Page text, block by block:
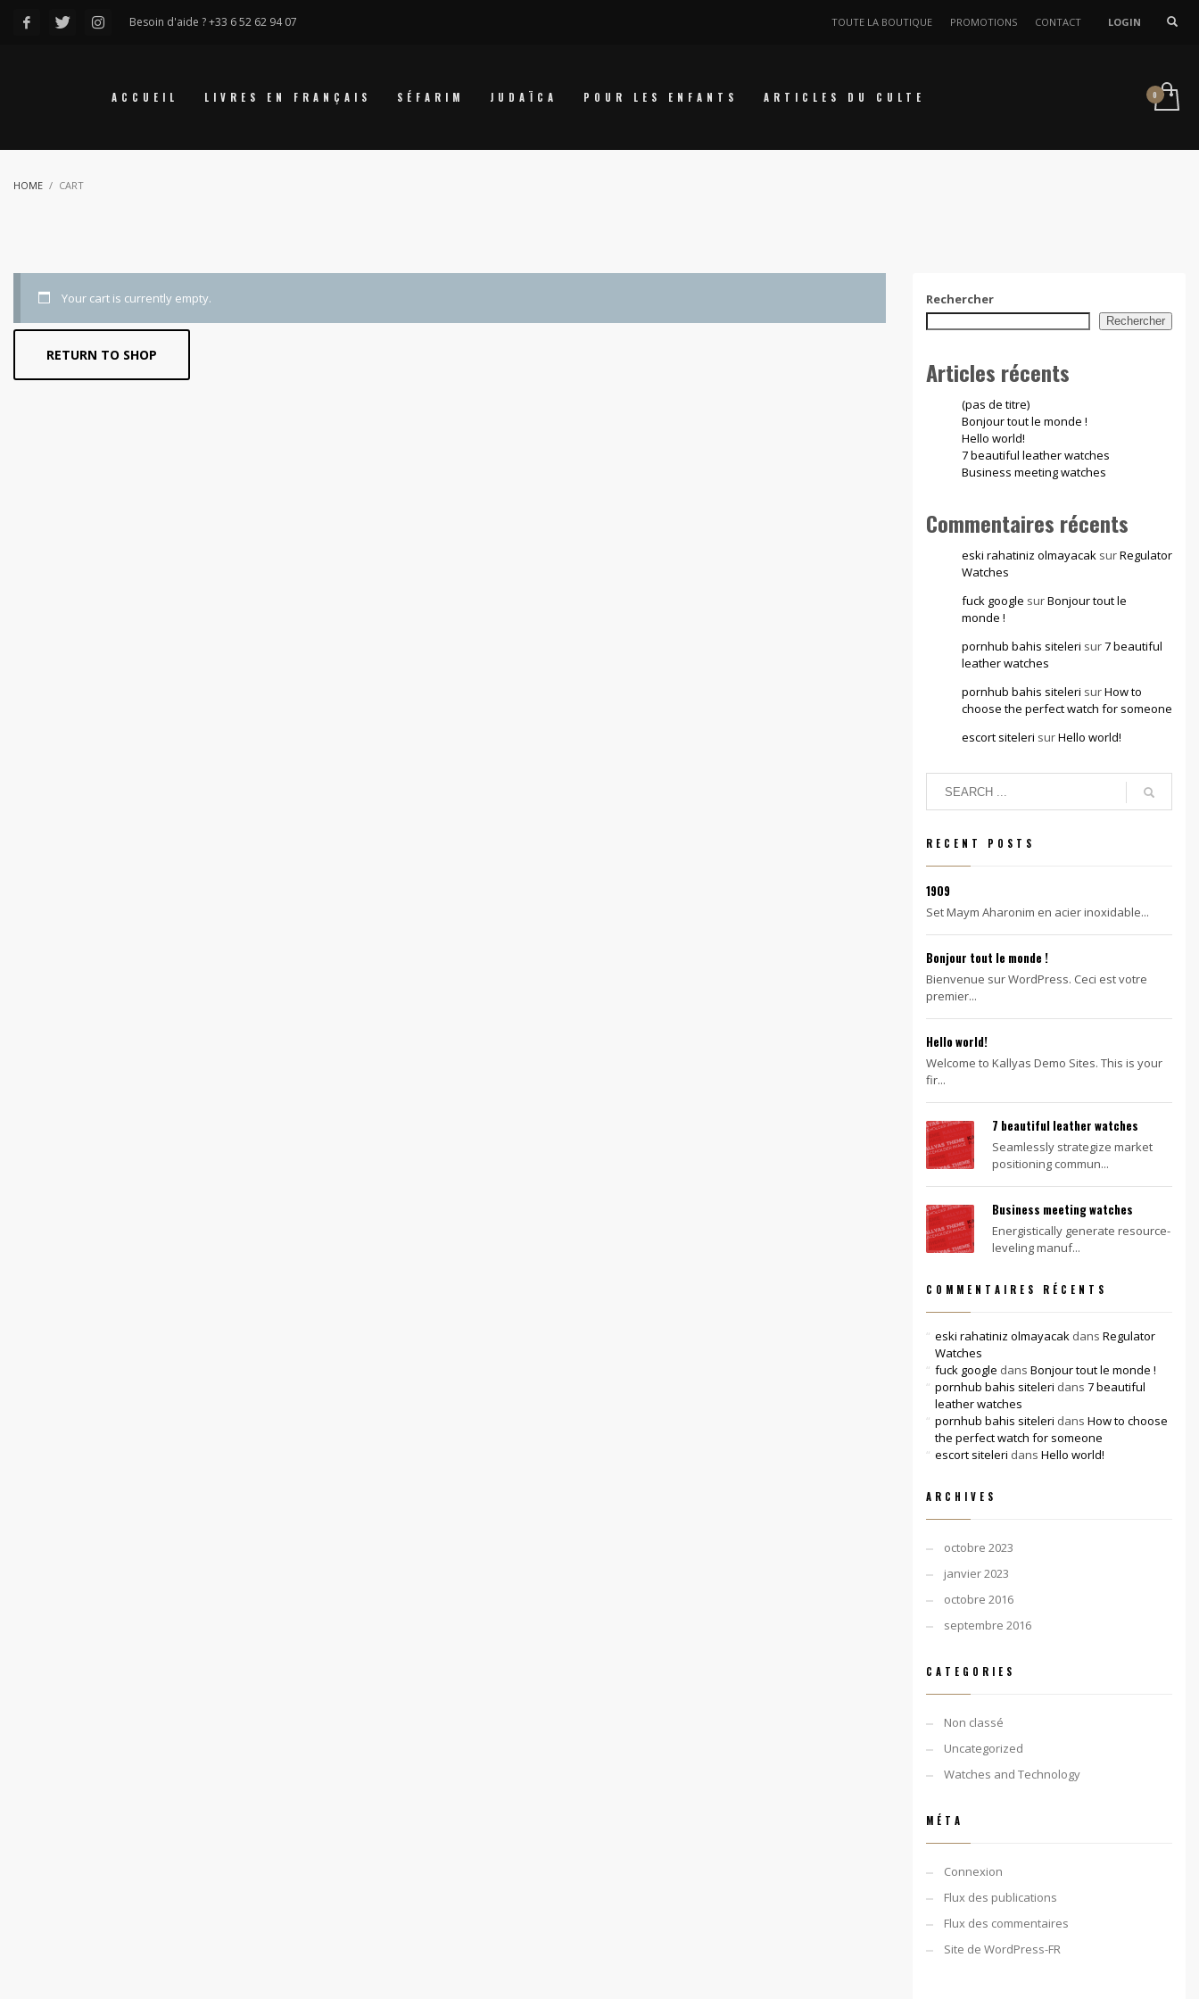
Besoin d'aide ? +33 6 52 62 94 07 TOUTE LA BOUTIQUE PROMOTIONS CONTACT LOGIN
ACCUEIL LIVRES EN FRANÇAIS SÉFARIM JUDAÏCA POUR LES ENFANTS ARTICLES DU CULTE
HOME CART
Your cart is currently empty.
RETURN TO SHOP
Rechercher
Rechercher
Articles récents
(pas de titre)
Bonjour tout le monde !
Hello world!
7 beautiful leather watches
Business meeting watches
Commentaires récents
eski rahatiniz olmayacak surRegulator
Watches
fuck google surBonjour tout le
monde !
pornhub bahis siteleri sur7 beautiful
leather watches
pornhub bahis siteleri surHow to
choose the perfect watch for someone
escort siteleri surHello world!
RECENT POSTS
1909
Set Maym Aharonim en acier inoxidable...
Bonjour tout le monde !
Bienvenue sur WordPress. Ceci est votre
premier...
Hello world!
Welcome to Kallyas Demo Sites. This is your
fir...
7 beautiful leather watches
Seamlessly strategize market
positioning commun...
Business meeting watches
Energistically generate resource-
leveling manuf...
COMMENTAIRES RÉCENTS
eski rahatiniz olmayacak dans Regulator
Watches
fuck google dans Bonjour tout le monde !
pornhub bahis siteleri dans 7 beautiful
leather watches
pornhub bahis siteleri dans How to choose
the perfect watch for someone
escort siteleri dans Hello world!
ARCHIVES
octobre 2023
janvier 2023
octobre 2016
septembre 2016
CATEGORIES
Non classé
Uncategorized
Watches and Technology
MÉTA
Connexion
Flux des publications
Flux des commentaires
Site de WordPress-FR